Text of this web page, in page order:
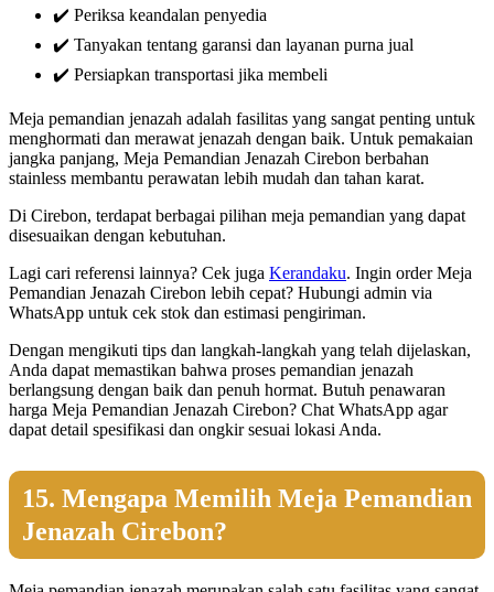
✔️ Periksa keandalan penyedia
✔️ Tanyakan tentang garansi dan layanan purna jual
✔️ Persiapkan transportasi jika membeli
Meja pemandian jenazah adalah fasilitas yang sangat penting untuk
menghormati dan merawat jenazah dengan baik. Untuk pemakaian
jangka panjang, Meja Pemandian Jenazah Cirebon berbahan
stainless membantu perawatan lebih mudah dan tahan karat.
Di Cirebon, terdapat berbagai pilihan meja pemandian yang dapat
disesuaikan dengan kebutuhan.
Lagi cari referensi lainnya? Cek juga Kerandaku. Ingin order Meja
Pemandian Jenazah Cirebon lebih cepat? Hubungi admin via
WhatsApp untuk cek stok dan estimasi pengiriman.
Dengan mengikuti tips dan langkah-langkah yang telah dijelaskan,
Anda dapat memastikan bahwa proses pemandian jenazah
berlangsung dengan baik dan penuh hormat. Butuh penawaran
harga Meja Pemandian Jenazah Cirebon? Chat WhatsApp agar
dapat detail spesifikasi dan ongkir sesuai lokasi Anda.
15. Mengapa Memilih Meja Pemandian
Jenazah Cirebon?